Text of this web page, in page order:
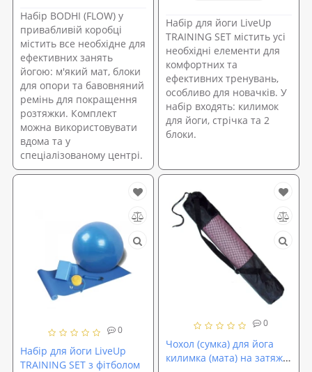
Набір BODHI (FLOW) у
привабливій коробці
містить все необхідне для
ефективних занять
йогою: м'який мат, блоки
для опори та бавовняний
ремінь для покращення
розтяжки. Комплект
можна використовувати
вдома та у
спеціалізованому центрі.
Набір для йоги LiveUp
TRAINING SET містить усі
необхідні елементи для
комфортних та
ефективних тренувань,
особливо для новачків. У
набір входять: килимок
для йоги, стрічка та 2
блоки.
0
Набір для йоги LiveUp
TRAINING SET з фітболом
0
Чохол (сумка) для йога
килимка (мата) на затяжці